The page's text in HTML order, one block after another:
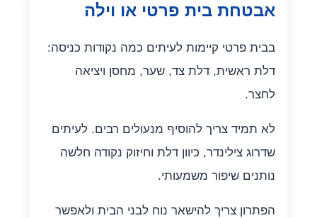
אבטחת בית פרטי או וילה
בבית פרטי קיימות לעיתים כמה נקודות כניסה:
דלת ראשית, דלת צד, שער, מחסן ויציאה
לחצר.
לא תמיד צריך להוסיף מנעולים רבים. לעיתים
שדרוג צילינדר, כיוון דלת וחיזוק נקודה חלשה
נותנים שיפור משמעותי.
הפתרון צריך להישאר נוח לבני הבית ולאפשר